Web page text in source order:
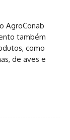
AgroConab
também
como
de aves e